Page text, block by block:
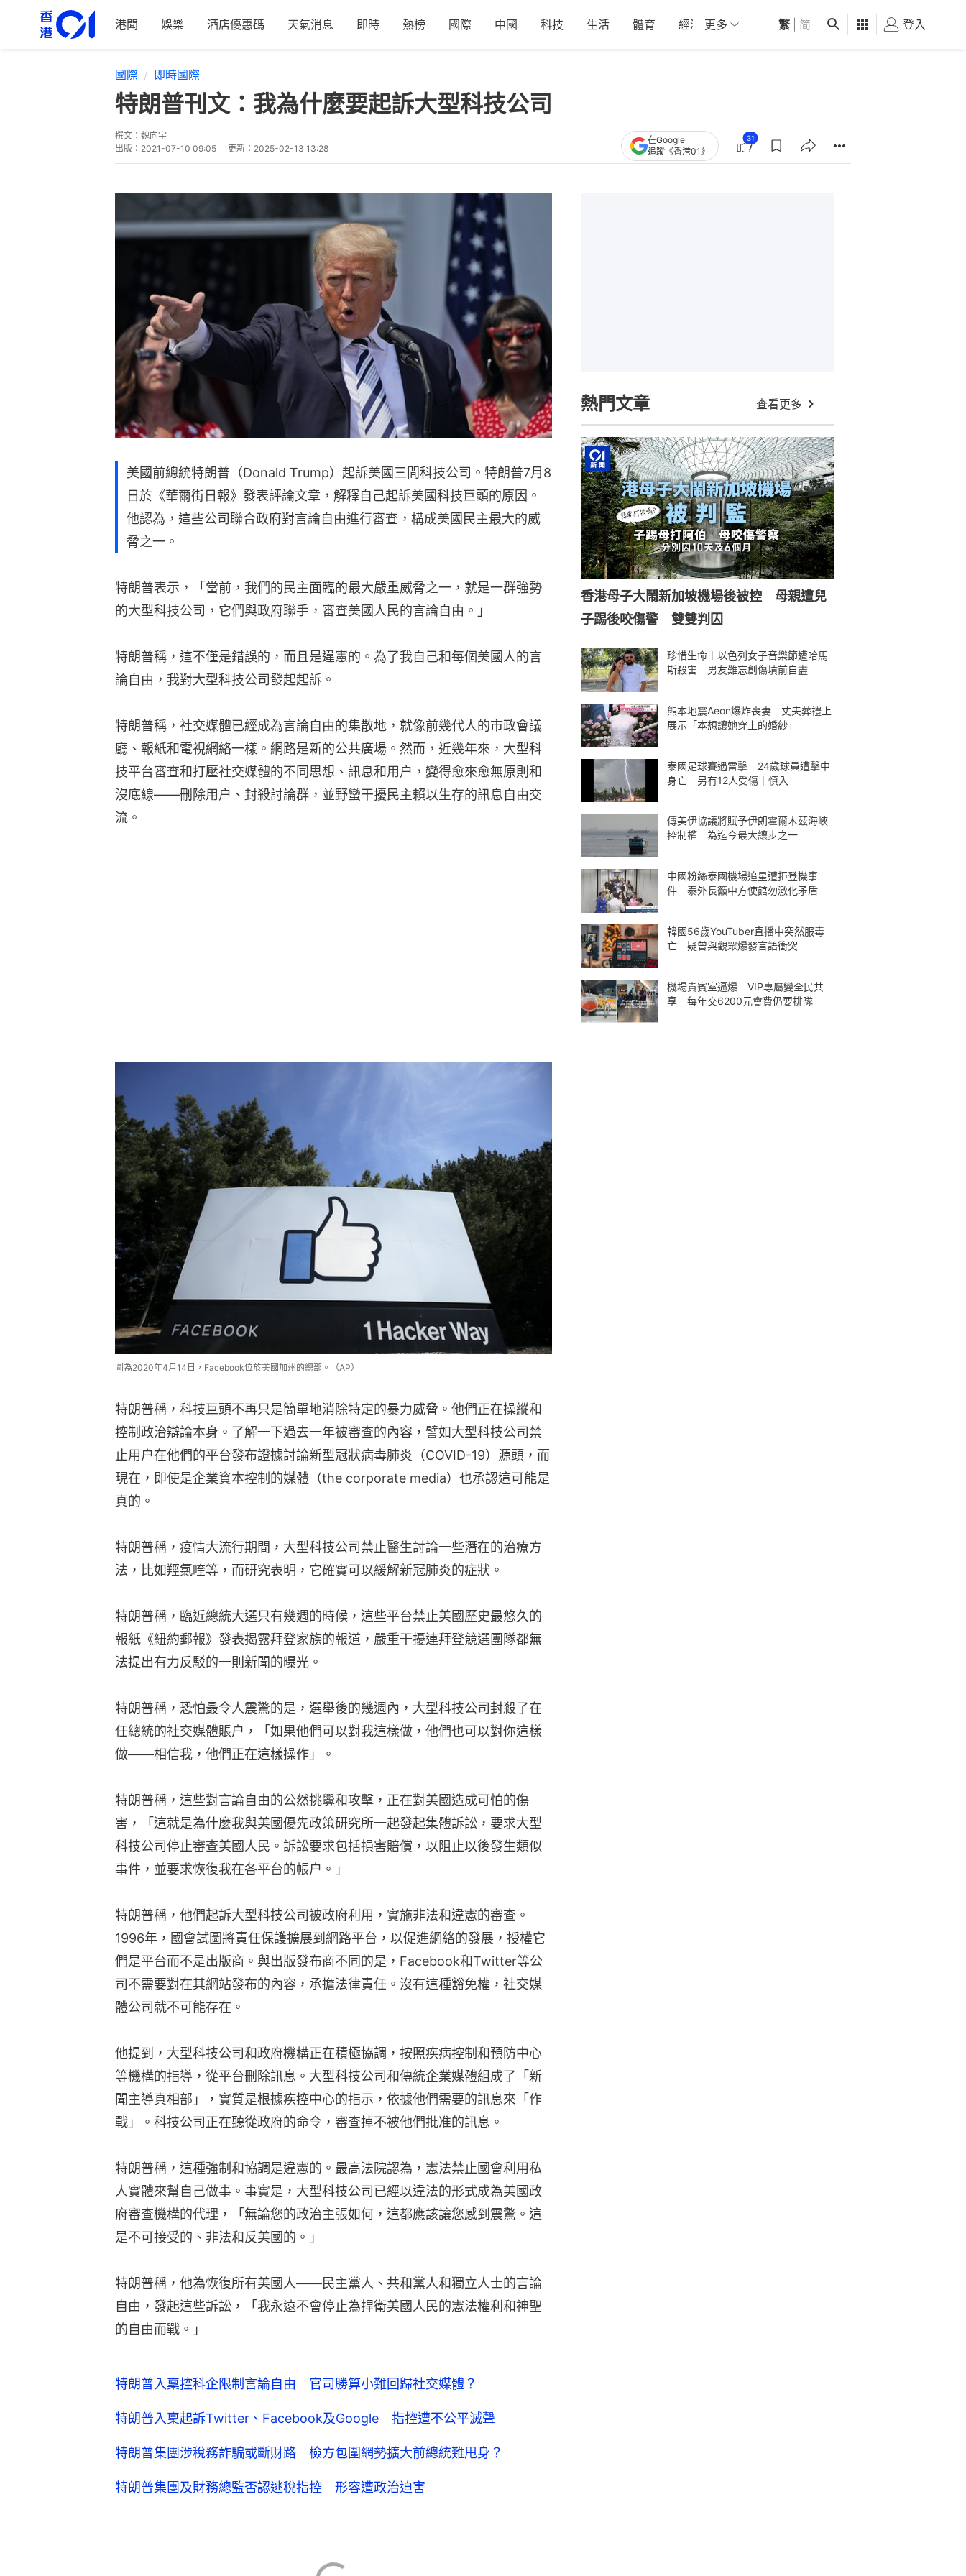
港聞 娛樂 酒店優惠碼 天氣消息 即時 熱榜 國際 中國 科技 生活 體育 經濟 01深圳 觀點 健康 好食玩飛
更多 繁 简 登入
國際 即時國際
特朗普刊文：我為什麼要起訴大型科技公司
撰文： 魏向宇
出版： 2021-07-10 09:05 更新： 2025-02-13 13:28
在Google
追蹤《香港01》
31
美國前總統特朗普（Donald Trump）起訴美國三間科技公司。特朗普7月8
日於《華爾街日報》發表評論文章，解釋自己起訴美國科技巨頭的原因。
他認為，這些公司聯合政府對言論自由進行審查，構成美國民主最大的威
脅之一。
特朗普表示，「當前，我們的民主面臨的最大嚴重威脅之一，就是一群強勢
的大型科技公司，它們與政府聯手，審查美國人民的言論自由。」
特朗普稱，這不僅是錯誤的，而且是違憲的。為了我自己和每個美國人的言
論自由，我對大型科技公司發起起訴。
特朗普稱，社交媒體已經成為言論自由的集散地，就像前幾代人的市政會議
廳、報紙和電視網絡一樣。網路是新的公共廣場。然而，近幾年來，大型科
技平台審查和打壓社交媒體的不同思想、訊息和用户，變得愈來愈無原則和
沒底線——刪除用户、封殺討論群，並野蠻干擾民主賴以生存的訊息自由交
流。
圖為2020年4月14日，Facebook位於美國加州的總部。（AP）
特朗普稱，科技巨頭不再只是簡單地消除特定的暴力威脅。他們正在操縱和
控制政治辯論本身。了解一下過去一年被審查的內容，譬如大型科技公司禁
止用户在他們的平台發布證據討論新型冠狀病毒肺炎（COVID-19）源頭，而
現在，即使是企業資本控制的媒體（the corporate media）也承認這可能是
真的。
特朗普稱，疫情大流行期間，大型科技公司禁止醫生討論一些潛在的治療方
法，比如羥氯喹等，而研究表明，它確實可以緩解新冠肺炎的症狀。
特朗普稱，臨近總統大選只有幾週的時候，這些平台禁止美國歷史最悠久的
報紙《紐約郵報》發表揭露拜登家族的報道，嚴重干擾連拜登競選團隊都無
法提出有力反駁的一則新聞的曝光。
特朗普稱，恐怕最令人震驚的是，選舉後的幾週內，大型科技公司封殺了在
任總統的社交媒體賬户，「如果他們可以對我這樣做，他們也可以對你這樣
做——相信我，他們正在這樣操作」。
特朗普稱，這些對言論自由的公然挑釁和攻擊，正在對美國造成可怕的傷
害，「這就是為什麼我與美國優先政策研究所一起發起集體訴訟，要求大型
科技公司停止審查美國人民。訴訟要求包括損害賠償，以阻止以後發生類似
事件，並要求恢復我在各平台的帳户。」
特朗普稱，他們起訴大型科技公司被政府利用，實施非法和違憲的審查。
1996年，國會試圖將責任保護擴展到網路平台，以促進網絡的發展，授權它
們是平台而不是出版商。與出版發布商不同的是，Facebook和Twitter等公
司不需要對在其網站發布的內容，承擔法律責任。沒有這種豁免權，社交媒
體公司就不可能存在。
他提到，大型科技公司和政府機構正在積極協調，按照疾病控制和預防中心
等機構的指導，從平台刪除訊息。大型科技公司和傳統企業媒體組成了「新
聞主導真相部」，實質是根據疾控中心的指示，依據他們需要的訊息來「作
戰」。科技公司正在聽從政府的命令，審查掉不被他們批准的訊息。
特朗普稱，這種強制和協調是違憲的。最高法院認為，憲法禁止國會利用私
人實體來幫自己做事。事實是，大型科技公司已經以違法的形式成為美國政
府審查機構的代理，「無論您的政治主張如何，這都應該讓您感到震驚。這
是不可接受的、非法和反美國的。」
特朗普稱，他為恢復所有美國人——民主黨人、共和黨人和獨立人士的言論
自由，發起這些訴訟，「我永遠不會停止為捍衛美國人民的憲法權利和神聖
的自由而戰。」
特朗普入稟控科企限制言論自由 官司勝算小難回歸社交媒體？
特朗普入稟起訴Twitter、Facebook及Google 指控遭不公平滅聲
特朗普集團涉稅務詐騙或斷財路 檢方包圍網勢擴大前總統難甩身？
特朗普集團及財務總監否認逃稅指控 形容遭政治迫害
熱門文章 查看更多
香港母子大鬧新加坡機場後被控 母親遭兒
子踢後咬傷警 雙雙判囚
珍惜生命︱以色列女子音樂節遭哈馬
斯殺害 男友難忘創傷墳前自盡
熊本地震Aeon爆炸喪妻 丈夫葬禮上
展示「本想讓她穿上的婚紗」
泰國足球賽遇雷擊 24歲球員遭擊中
身亡 另有12人受傷｜慎入
傳美伊協議將賦予伊朗霍爾木茲海峽
控制權 為迄今最大讓步之一
中國粉絲泰國機場追星遭拒登機事
件 泰外長籲中方使館勿激化矛盾
韓國56歲YouTuber直播中突然服毒
亡 疑曾與觀眾爆發言語衝突
機場貴賓室逼爆 VIP專屬變全民共
享 每年交6200元會費仍要排隊